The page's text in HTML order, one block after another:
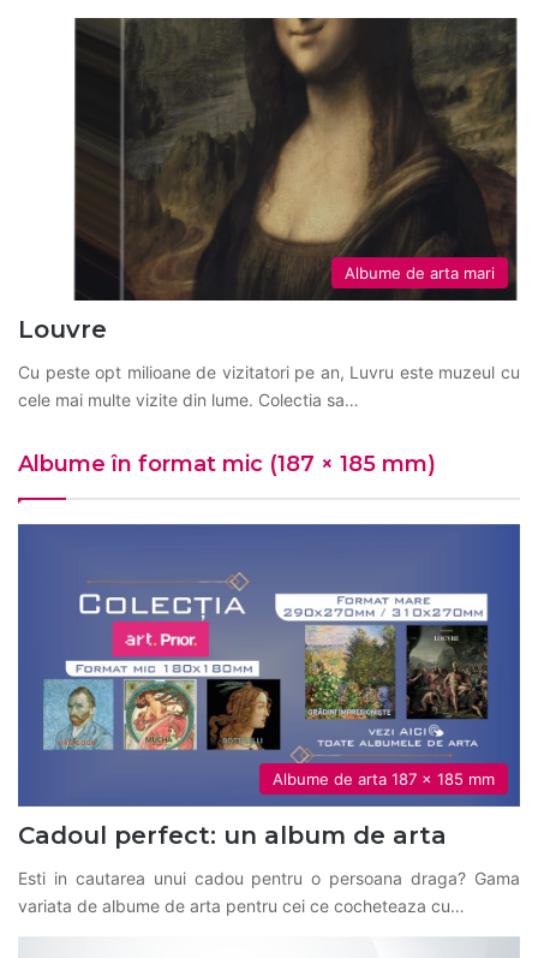
Albume de arta mari
Louvre
Cu peste opt milioane de vizitatori pe an, Luvru este muzeul cu
cele mai multe vizite din lume. Colectia sa…
Albume în format mic (187 × 185 mm)
Albume de arta 187 x 185 mm
Cadoul perfect: un album de arta
Esti in cautarea unui cadou pentru o persoana draga? Gama
variata de albume de arta pentru cei ce cocheteaza cu…